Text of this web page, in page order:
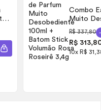
ADICIONAR À SACOLA
Combo
Muito
100ml +
Volumão
3,4g
R$ 337,80
R$
10x R$